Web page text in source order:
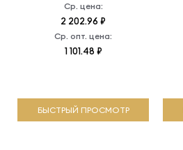
Ср. цена:
2 202.96 ₽
Ср. опт. цена:
1 101.48 ₽
БЫСТРЫЙ ПРОСМОТР